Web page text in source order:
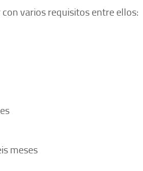
varios requisitos entre ellos:
meses